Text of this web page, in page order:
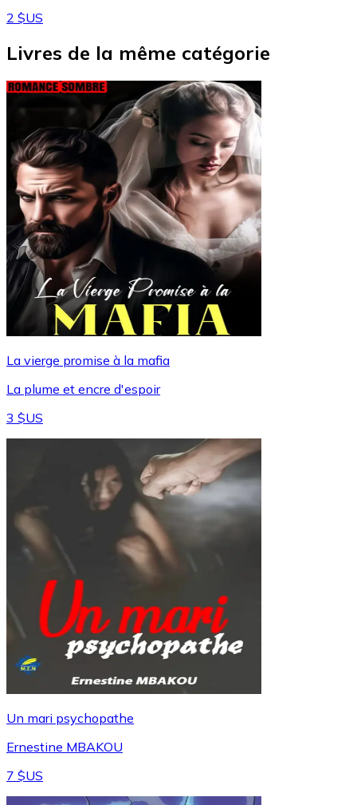
2 $US
Livres de la même catégorie
La vierge promise à la mafia
La plume et encre d'espoir
3 $US
Un mari psychopathe
Ernestine MBAKOU
7 $US